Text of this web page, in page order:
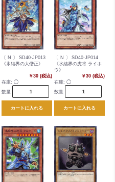
〔 N 〕 SD40-JP013
《氷結界の大僧正》
￥30 (税込)
在庫: ◯
数量
カートに入れる
〔 N 〕 SD40-JP014
《氷結界の虎将 ライホ
ウ》
￥30 (税込)
在庫: ◯
数量
カートに入れる